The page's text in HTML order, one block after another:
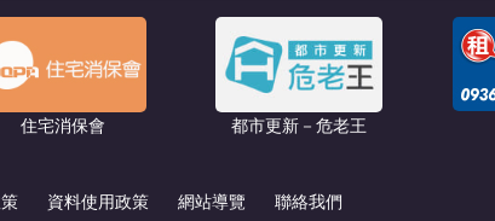
住宅消保會 都市更新－危老王
資料使用政策 網站導覽 聯絡我們